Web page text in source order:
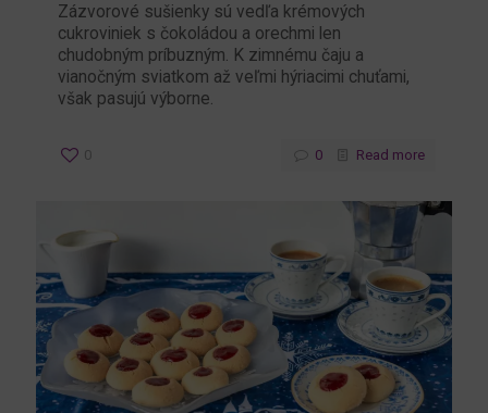
Zázvorové sušienky sú vedľa krémových
cukroviniek s čokoládou a orechmi len
chudobným príbuzným. K zimnému čaju a
vianočným sviatkom až veľmi hýriacimi chuťami,
však pasujú výborne.
0 0 Read more